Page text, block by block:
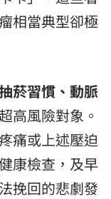
相當典型卻極
菸習慣、 動脈
高風險對象。
痛或上述壓迫
康檢查，及早
挽回的悲劇發